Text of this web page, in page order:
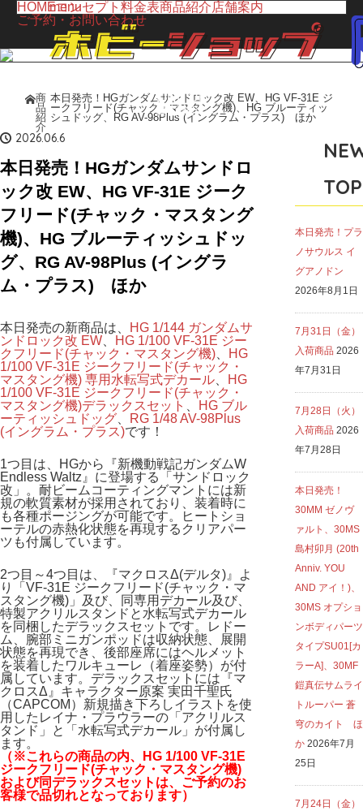
menu
HOMEコンセプト 料金表商品紹介店舗案内
ご予約・お問い合わせ
LINE UP
商品紹介
ホーム
商
品
紹
介
本日発売！HGガンダムサンドロック改 EW、HG VF-31E ジ
ークフリード(チャック・マスタング機)、HG ブルーティッ
シュドッグ、RG AV-98Plus (イングラム・プラス) ほか
2026.06.6
本日発売！HGガンダムサンドロ
ック改 EW、HG VF-31E ジーク
フリード(チャック・マスタング
機)、HG ブルーティッシュドッ
グ、RG AV-98Plus (イングラ
ム・プラス) ほか
本日発売の新商品は、
HG 1/144 ガンダムサ
ンドロック改 EW
HG 1/100 VF-31E ジー
クフリード(チャック・マスタング機)
HG
1/100 VF-31E ジークフリード(チャック・
マスタング機) 専用水転写式デカール
HG
1/100 VF-31E ジークフリード(チャック・
マスタング機)デラックスセット
HG ブル
ーティッシュドッグ
RG 1/48 AV-98Plus
(イングラム・プラス)です！
1つ目は、HGから『新機動戦記ガンダムW
Endless Waltz』に登場する「サンドロック
改」。耐ビームコーティングマントには新
規の軟質素材が採用されており、装着時に
も各種ポージングが可能です。ヒートショ
ーテルの赤熱化状態を再現するクリアパー
ツも付属しています。
2つ目～4つ目は、『マクロスΔ(デルタ)』よ
り「VF-31E ジークフリード(チャック・マ
スタング機)」及び、同専用デカール及び、
特製アクリルスタンドと水転写式デカール
を同梱したデラックスセットです。レドー
ム、腕部ミニガンポッドは収納状態、展開
状態を再現でき、後部座席にはヘルメット
を装着したワルキューレ（着座姿勢）が付
属しています。デラックスセットには『マ
クロスΔ』キャラクター原案 実田千聖氏
（CAPCOM）新規描き下ろしイラストを使
用したレイナ・プラウラーの「アクリルス
タンド」と「水転写式デカール」が付属し
ます。
（※これらの商品の内、HG 1/100 VF-31E
ジークフリード(チャック・マスタング機)
および同デラックスセットは、ご予約のお
客様で品切れとなっております）
本日発売！プラ
ノサウルス イ
グアノドン
2026年8月1日
7月31日（金）
入荷商品 2026
年7月31日
7月28日（火）
入荷商品 2026
年7月28日
本日発売！
30MM ゼノヴ
ァルト、30MS
島村卯月 (20th
Anniv. YOU
AND アイ！)、
30MS オプショ
ンボディパーツ
タイプSU01[カ
ラーA]、30MF
鎧真伝サムライ
トルーパー 蒼
穹のカイト ほ
か 2026年7月
25日
7月24日（金）